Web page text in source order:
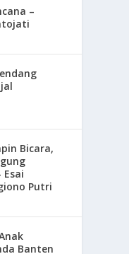
–
Bicara,
Esai
Putri
Banten